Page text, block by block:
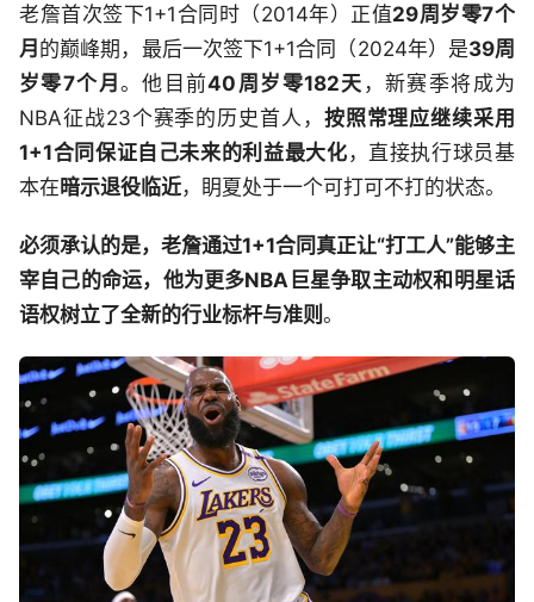
老詹首次签下1+1合同时（2014年）正值29周岁零7个
月 的巅峰期，最后一次签下1+1合同（2024年）是39周
岁零7个月 。他目前40周岁零182天 ，新赛季将成为
NBA征战23个赛季的历史首人， 按照常理应继续采用
1+1合同保证自己未来的利益最大化 ，直接执行球员基
本在暗示退役临近，眀夏处于一个可打可不打的状态。
必须承认的是，老詹通过1+1合同真正让“打工人”能够主
宰自己的命运，他为更多NBA巨星争取主动权和明星话
语权树立了全新的行业标杆与准则 。